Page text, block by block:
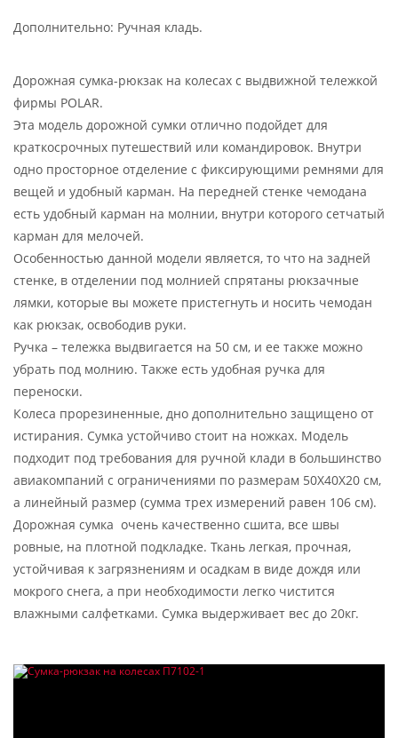
Дополнительно: Ручная кладь.
Дорожная сумка-рюкзак на колесах с выдвижной тележкой
фирмы POLAR.
Эта модель дорожной сумки отлично подойдет для
краткосрочных путешествий или командировок. Внутри
одно просторное отделение с фиксирующими ремнями для
вещей и удобный карман. На передней стенке чемодана
есть удобный карман на молнии, внутри которого сетчатый
карман для мелочей.
Особенностью данной модели является, то что на задней
стенке, в отделении под молнией спрятаны рюкзачные
лямки, которые вы можете пристегнуть и носить чемодан
как рюкзак, освободив руки.
Ручка – тележка выдвигается на 50 см, и ее также можно
убрать под молнию. Также есть удобная ручка для
переноски.
Колеса прорезиненные, дно дополнительно защищено от
истирания. Сумка устойчиво стоит на ножках. Модель
подходит под требования для ручной клади в большинство
авиакомпаний с ограничениями по размерам 50X40X20 см,
а линейный размер (сумма трех измерений равен 106 см).
Дорожная сумка очень качественно сшита, все швы
ровные, на плотной подкладке. Ткань легкая, прочная,
устойчивая к загрязнениям и осадкам в виде дождя или
мокрого снега, а при необходимости легко чистится
влажными салфетками. Сумка выдерживает вес до 20кг.